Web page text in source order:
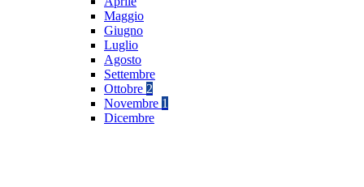
Maggio
Giugno
Luglio
Agosto
Settembre
Ottobre 2
Novembre 1
Dicembre